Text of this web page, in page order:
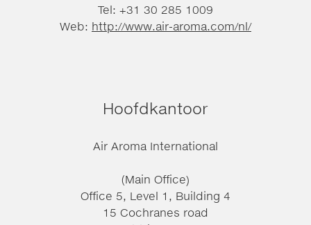
Tel: +31 30 285 1009
Web: http://www.air-aroma.com/nl/
Hoofdkantoor
Air Aroma International
(Main Office)
Office 5, Level 1, Building 4
15 Cochranes road